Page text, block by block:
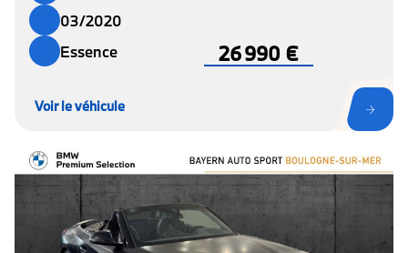
03/2020
Essence
26 990 €
Voir le véhicule